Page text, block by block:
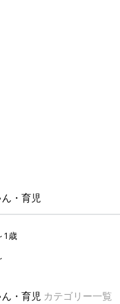
・育児
1歳
・育児 カテゴリー一覧